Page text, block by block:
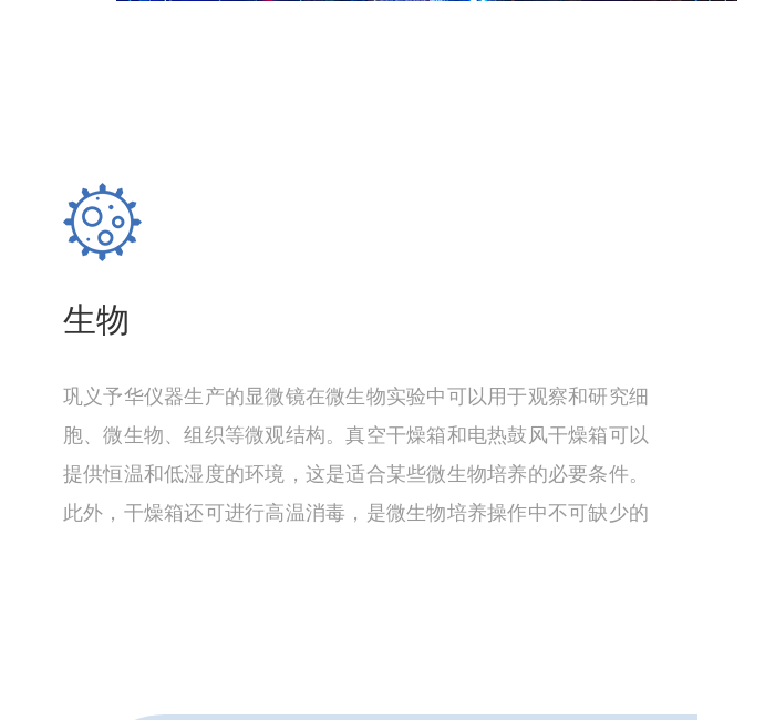
生物
巩义予华仪器生产的显微镜在微生物实验中可以用于观察和研究细
胞、微生物、组织等微观结构。真空干燥箱和电热鼓风干燥箱可以
提供恒温和低湿度的环境，这是适合某些微生物培养的必要条件。
此外，干燥箱还可进行高温消毒，是微生物培养操作中不可缺少的